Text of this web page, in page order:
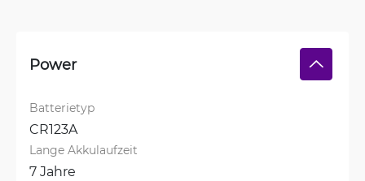
Power
Batterietyp
CR123A
Lange Akkulaufzeit
7 Jahre